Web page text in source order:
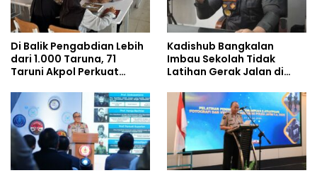
Di Balik Pengabdian Lebih
dari 1.000 Taruna, 71
Taruni Akpol Perkuat
Siswa Sekolah Rakyat
Kadishub Bangkalan
Imbau Sekolah Tidak
Latihan Gerak Jalan di